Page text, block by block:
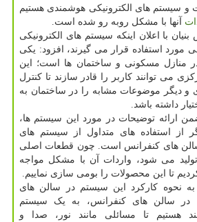
و سیستم های الکترونیکی هوشمندی هستیم
آنها با مشکل روبه رو شده است.
با اعلان اینکه سیستم های الکترونیکی
مورد استفاده قرار می گیرند، افزود: یکی
در منازل مسکونی و ساختمان ها است؛ این
می توانند کاربر را قادر سازند تا کنترل
و دیگر موضوعات مشابه را در ساختمان به
داشته باشد.
ارائه توضیحات در مورد این سیستم ها،
از استفاده های متداول از سیستم های
سالن های کنفرانس است. چون قطعات اصلی
می شود، واردات آن با مشکل مواجه
تا این محصولات را بومی سازی نماییم.
نحوه کارکرد این سیستم در سالن های
در سالن های کنفرانس، به یک سیستم
هستیم تا مسائلی مانند نور، صدا و